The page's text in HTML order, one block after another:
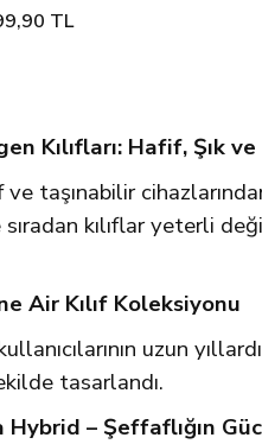
TL
Kılıfları: Hafif, Şık
ve taşınabilir
kılıflar yeterli
Air Kılıf Koleksiyonu
uzun
tasarlandı.
– Şeffaflığın